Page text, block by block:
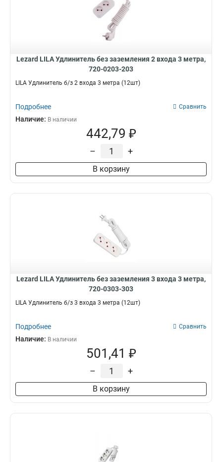
Lezard LILA Удлинитель без заземления 2 входа 3 метра,
720-0203-203
LILA Удлинитель б/з 2 входа 3 метра (12шт)
Подробнее Сравнить
Наличие: В наличии
442,79 ₽
– +
В корзину
Lezard LILA Удлинитель без заземления 3 входа 3 метра,
720-0303-303
LILA Удлинитель б/з 3 входа 3 метра (12шт)
Подробнее Сравнить
Наличие: В наличии
501,41 ₽
– +
В корзину